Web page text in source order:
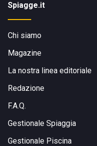
Spiagge.it
Chi siamo
Magazine
La nostra linea editoriale
Redazione
F.A.Q.
Gestionale Spiaggia
Gestionale Piscina